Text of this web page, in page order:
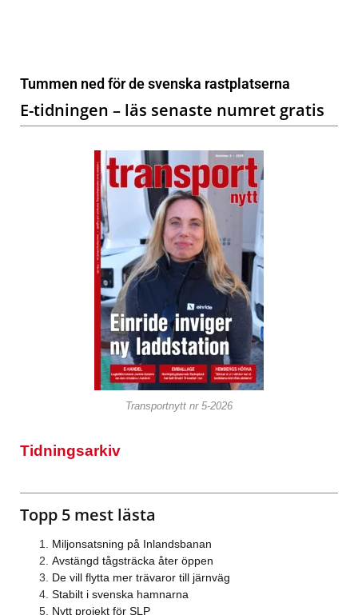
Tummen ned för de svenska rastplatserna
E-tidningen – läs senaste numret gratis
Transportnytt nr 5-2026
Tidningsarkiv
Topp 5 mest lästa
Miljonsatsning på Inlandsbanan
Avstängd tågsträcka åter öppen
De vill flytta mer trävaror till järnväg
Stabilt i svenska hamnarna
Nytt projekt för SLP